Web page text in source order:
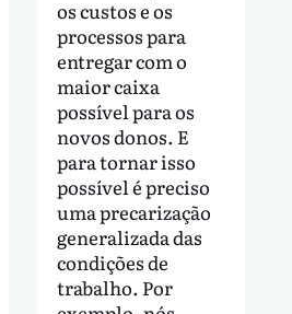
os custos e os
processos para
entregar com o
maior caixa
possível para os
novos donos. E
para tornar isso
possível é preciso
uma precarização
generalizada das
condições de
trabalho. Por